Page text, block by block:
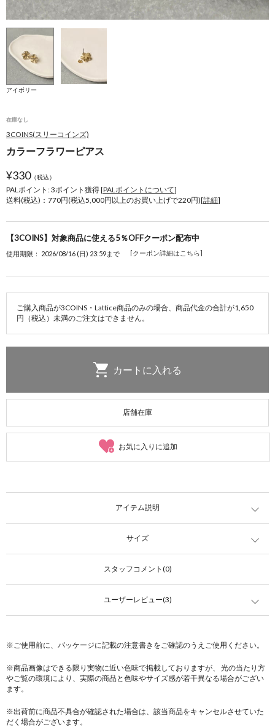
アイボリー
在庫なし
3COINS(スリーコインズ)
カラーフラワーピアス
¥330（税込）
PALポイント: 3ポイント獲得 [PALポイントについて]
送料(税込)：770円(税込5,000円以上のお買い上げで220円)[詳細]
【3COINS】対象商品に使える5％OFFクーポン配布中
使用期限： 2026/08/16 (日) 23:59まで [クーポン詳細はこちら]
ご購入商品が3COINS・Lattice商品のみの場合、商品代金の合計が1,650
円（税込）未満のご注文はできません。
店舗在庫
お気に入りに追加
アイテム説明
サイズ
スタッフコメント(0)
ユーザーレビュー(3)
※ご使用前に、パッケージに記載の注意書きをご確認のうえご使用ください。
※商品画像はできる限り実物に近い色味で掲載しておりますが、 光の当たり方
やご覧の環境により、実際の商品と色味やサイズ感が若干異なる場合がござい
ます。
※出荷前に商品不具合が確認された場合は、該当商品をキャンセルさせていた
だく場合がございます。